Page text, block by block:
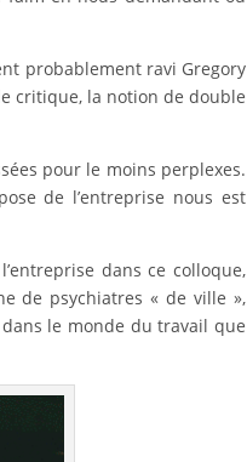
probablement ravi Gregory
critique, la notion de double
pour le moins perplexes.
de l’entreprise nous est
dans ce colloque,
de psychiatres « de ville »,
le monde du travail que